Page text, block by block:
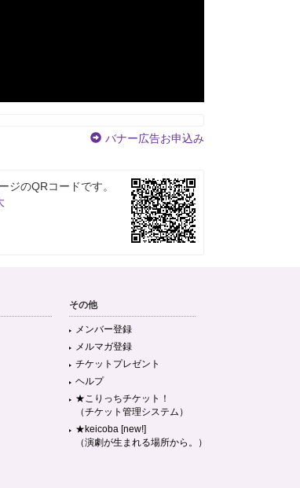
バナー広告お申込み
ジのQRコードです。
その他
メンバー登録
メルマガ登録
チケットプレゼント
ヘルプ
★こりっちチケット！
（チケット管理システム）
★keicoba [new!]
（演劇が生まれる場所から。）